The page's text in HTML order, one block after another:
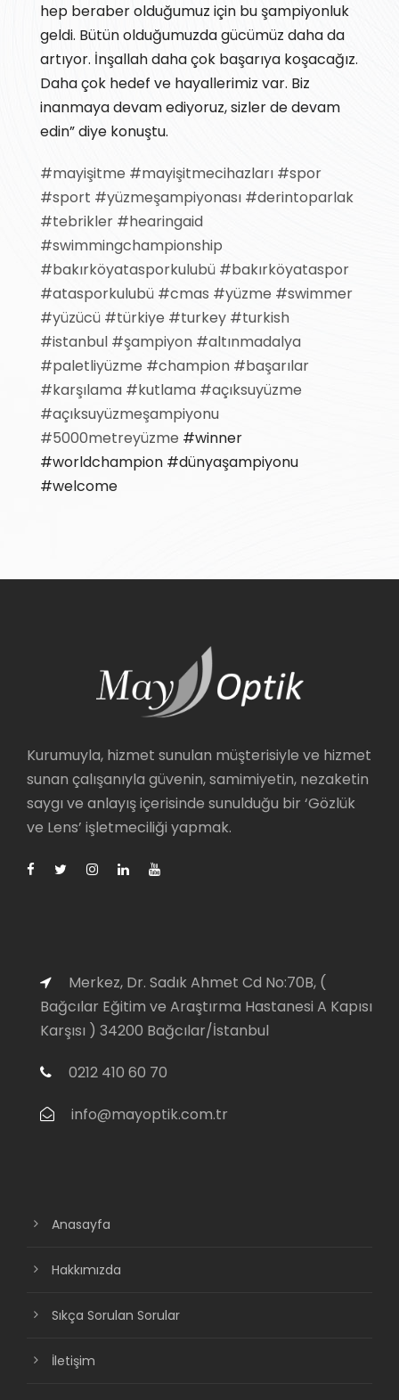
hep beraber olduğumuz için bu şampiyonluk
geldi. Bütün olduğumuzda gücümüz daha da
artıyor. İnşallah daha çok başarıya koşacağız.
Daha çok hedef ve hayallerimiz var. Biz
inanmaya devam ediyoruz, sizler de devam
edin” diye konuştu.
#mayişitme #mayişitmecihazları #spor
#sport #yüzmeşampiyonası #derintoparlak
#tebrikler #hearingaid
#swimmingchampionship
#bakırköyatasporkulubü #bakırköyataspor
#atasporkulubü #cmas #yüzme #swimmer
#yüzücü #türkiye #turkey #turkish
#istanbul #şampiyon #altınmadalya
#paletliyüzme #champion #başarılar
#karşılama #kutlama #açıksuyüzme
#açıksuyüzmeşampiyonu
#5000metreyüzme #winner
#worldchampion #dünyaşampiyonu
#welcome
Kurumuyla, hizmet sunulan müşterisiyle ve hizmet
sunan çalışanıyla güvenin, samimiyetin, nezaketin
saygı ve anlayış içerisinde sunulduğu bir ‘Gözlük
ve Lens’ işletmeciliği yapmak.
Merkez, Dr. Sadık Ahmet Cd No:70B, (
Bağcılar Eğitim ve Araştırma Hastanesi A Kapısı
Karşısı ) 34200 Bağcılar/İstanbul
0212 410 60 70
info@mayoptik.com.tr
Anasayfa
Hakkımızda
Sıkça Sorulan Sorular
İletişim